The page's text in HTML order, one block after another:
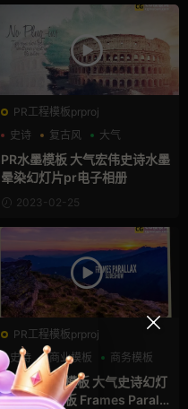
PR工程模板prproj
史诗
复古风 大气
PR水墨模板 大气宏伟史诗水墨
晕染幻灯片pr电子相册
2023-02-25
PR工程模板prproj
史诗
商业模板 商务模板
pr照片轮播模板 大气史诗幻灯
片pr相册模板 Frames Paralla